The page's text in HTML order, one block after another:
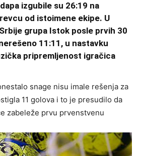
izgubile su 26:19 na
od istoimene ekipe. U
grupa Istok posle prvih 30
11:11, u nastavku
pripremljenost igračica
snage nisu imale rešenja za
11 golova i to je presudilo da
zabeleže prvu prvenstvenu